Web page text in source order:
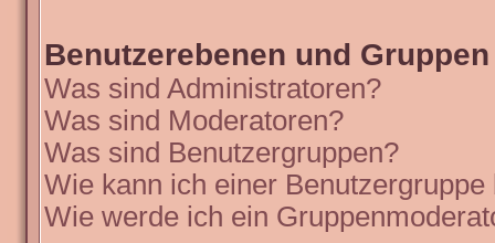
Benutzerebenen und Gruppen
Was sind Administratoren?
Was sind Moderatoren?
Was sind Benutzergruppen?
Wie kann ich einer Benutzergruppe
Wie werde ich ein